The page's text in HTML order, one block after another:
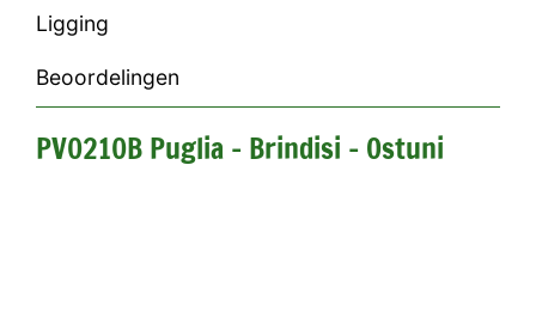
Ligging
Beoordelingen
PV0210B Puglia - Brindisi - Ostuni